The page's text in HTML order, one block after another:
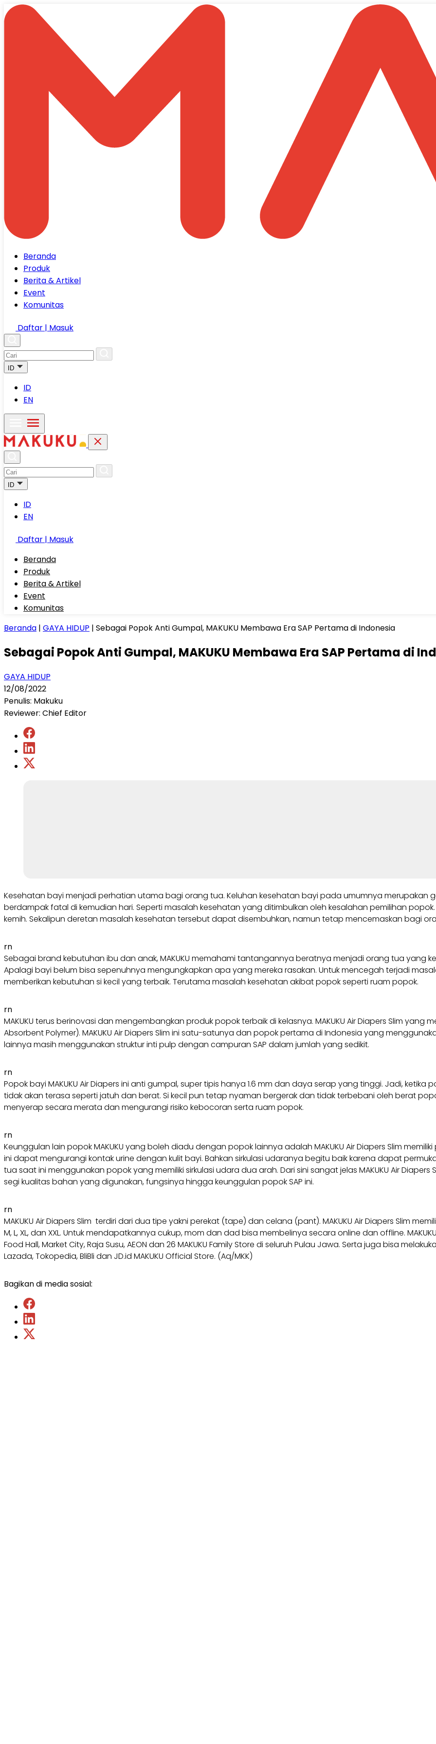
Beranda
Produk
Berita & Artikel
Event
Komunitas
Daftar | Masuk
ID
ID
EN
ID
ID
EN
Daftar | Masuk
Beranda
Produk
Berita & Artikel
Event
Komunitas
Beranda | GAYA HIDUP | Sebagai Popok Anti Gumpal, MAKUKU Membawa Era SAP Pertama di Indonesia
Sebagai Popok Anti Gumpal, MAKUKU Membawa Era SAP Pertama di
GAYA HIDUP
12/08/2022
Penulis: Makuku
Reviewer: Chief Editor
Kesehatan bayi menjadi perhatian utama bagi orang tua. Keluhan kesehatan bayi pada umumnya merupakan
berdampak fatal di kemudian hari. Seperti masalah kesehatan yang ditimbulkan oleh kesalahan pemilihan
kemih. Sekalipun deretan masalah kesehatan tersebut dapat disembuhkan, namun tetap mencemaskan bagi
rn
Sebagai brand kebutuhan ibu dan anak, MAKUKU memahami tantangannya beratnya menjadi orang tua yang
Apalagi bayi belum bisa sepenuhnya mengungkapkan apa yang mereka rasakan. Untuk mencegah terjadi
memberikan kebutuhan si kecil yang terbaik. Terutama masalah kesehatan akibat popok seperti ruam popok.
rn
MAKUKU terus berinovasi dan mengembangkan produk popok terbaik di kelasnya. MAKUKU Air Diapers Slim yang
Absorbent Polymer). MAKUKU Air Diapers Slim ini satu-satunya dan popok pertama di Indonesia yang
lainnya masih menggunakan struktur inti pulp dengan campuran SAP dalam jumlah yang sedikit.
rn
Popok bayi MAKUKU Air Diapers ini anti gumpal, super tipis hanya 1.6 mm dan daya serap yang tinggi. Jadi,
tidak akan terasa seperti jatuh dan berat. Si kecil pun tetap nyaman bergerak dan tidak terbebani oleh berat
menyerap secara merata dan mengurangi risiko kebocoran serta ruam popok.
rn
Keunggulan lain popok MAKUKU yang boleh diadu dengan popok lainnya adalah MAKUKU Air Diapers Slim
ini dapat mengurangi kontak urine dengan kulit bayi. Bahkan sirkulasi udaranya begitu baik karena dapat
tua saat ini menggunakan popok yang memiliki sirkulasi udara dua arah. Dari sini sangat jelas MAKUKU Air
segi kualitas bahan yang digunakan, fungsinya hingga keunggulan popok SAP ini.
rn
MAKUKU Air Diapers Slim terdiri dari dua tipe yakni perekat (tape) dan celana (pant). MAKUKU Air Diapers Slim
M, L, XL, dan XXL. Untuk mendapatkannya cukup, mom dan dad bisa membelinya secara online dan offline.
Food Hall, Market City, Raja Susu, AEON dan 26 MAKUKU Family Store di seluruh Pulau Jawa. Serta juga bisa
Lazada, Tokopedia, BliBli dan JD.id MAKUKU Official Store. (Aq/MKK)
Bagikan di media sosial: